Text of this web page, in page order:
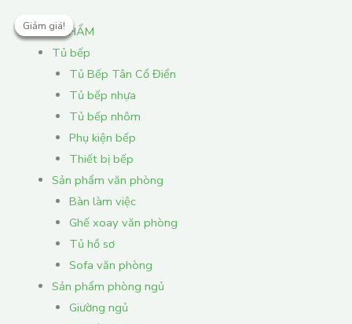
SẢN PHẨM
Tủ bếp
Tủ Bếp Tân Cổ Điển
Tủ bếp nhựa
Tủ bếp nhôm
Phụ kiện bếp
Thiết bị bếp
Sản phẩm văn phòng
Bàn làm việc
Ghế xoay văn phòng
Tủ hồ sơ
Sofa văn phòng
Sản phẩm phòng ngủ
Giường ngủ
Giảm giá!
8,580,000 ₫.là:
Giảm giá!
4,783,900 ₫.là:
Giảm giá!
1,750,000 ₫.là:
Giảm giá!
16,225,000 ₫.3,090,000 ₫